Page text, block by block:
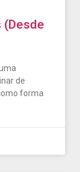
(Desde
de
forma